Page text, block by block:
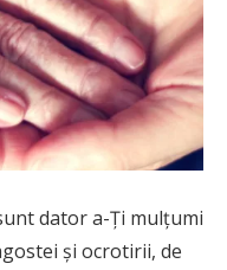
dator a-Ți mulțumi
și ocrotirii, de